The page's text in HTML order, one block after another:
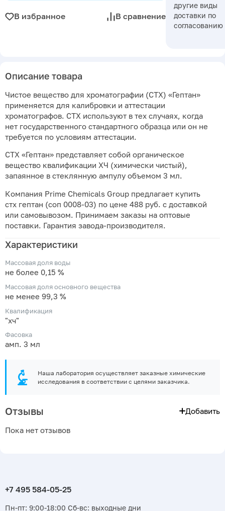
В избранное В сравнение
другие виды
доставки по
согласованию
Описание товара
Чистое вещество для хроматографии (СТХ) «Гептан»
применяется для калибровки и аттестации
хроматографов. СТХ используют в тех случаях, когда
нет государственного стандартного образца или он не
требуется по условиям аттестации.
СТХ «Гептан» представляет собой органическое
вещество квалификации ХЧ (химически чистый),
запаянное в стеклянную ампулу объемом 3 мл.
Компания Prime Chemicals Group предлагает купить
стх гептан (соп 0008-03) по цене 488 руб. с доставкой
или самовывозом. Принимаем заказы на оптовые
поставки. Гарантия завода-производителя.
Характеристики
Массовая доля воды
не более 0,15 %
Массовая доля основного вещества
не менее 99,3 %
Квалификация
"хч"
Фасовка
амп. 3 мл
Наша лаборатория осуществляет заказные химические
исследования в соответствии с целями заказчика.
Отзывы Добавить
Пока нет отзывов
Пн-пт: 9:00-18:00 Сб-вс: выходные дни